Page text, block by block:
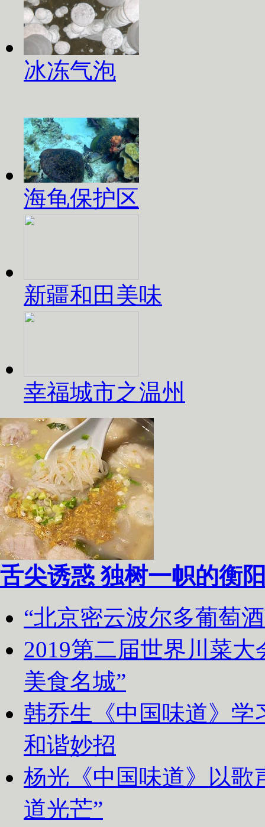
冰冻气泡
海龟保护区
新疆和田美味
幸福城市之温州
舌尖诱惑 独树一帜的衡
“北京密云波尔多葡萄
2019第二届世界川菜
美食名城”
韩乔生《中国味道》学
和谐妙招
杨光《中国味道》以歌
道光芒”